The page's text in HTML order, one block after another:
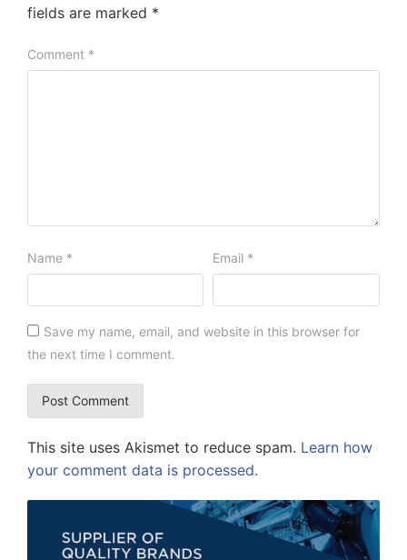
fields are marked *
Comment *
Name * Email *
Save my name, email, and website in this browser for
the next time I comment.
This site uses Akismet to reduce spam. Learn how
your comment data is processed.